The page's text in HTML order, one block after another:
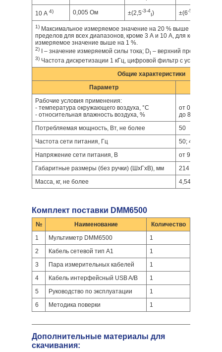
10 А 4) 0,005 Ом ±(2,5-3-4 ) ±(6-5
1) Максимальное измеряемое значение на 20 % выше указанных
пределов для всех диапазонов, кроме 3 А и 10 А, для которых
измеряемое значение выше на 1 %.
2) I – значение измеряемой силы тока; D – верхний предел
3) Частота дискретизации 1 кГц, цифровой фильтр с
Общие характеристики
Параметр
Рабочие условия применения:
- температура окружающего воздуха, °C
- относительная влажность воздуха, %
от 0 до 50
до 80 при
Потребляемая мощность, Вт, не более
50
Частота сети питания, Гц
50; 400
Напряжение сети питания, В
от 90 до 264
Габаритные размеры (без ручки) (ШхГхВ), мм
214 х 357 х 88
Масса, кг, не более
4,54
Комплект поставки DMM6500
№ Наименование
Количество
1
Мультиметр DMM6500
1
2
Кабель сетевой тип А1
1
3
Пара измерительных кабелей
1
4
Кабель интерфейсный USB A/B
1
5
Руководство по эксплуатации
1
6
Методика поверки 1
Дополнительные материалы для
скачивания: